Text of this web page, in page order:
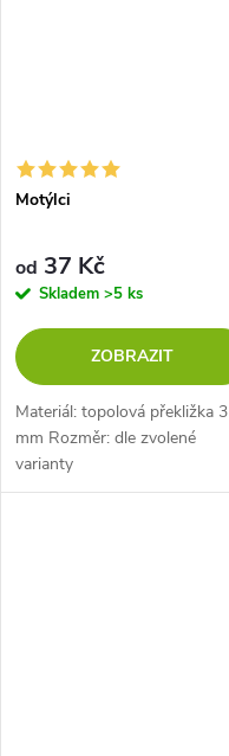
Motýlci
od 37 Kč
Skladem >5 ks
ZOBRAZIT
Materiál: topolová překližka 3
mm Rozměr: dle zvolené
varianty